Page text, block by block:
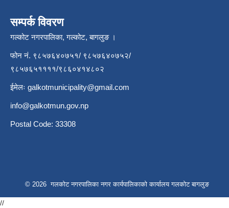
सम्पर्क विवरण
गल्कोट नगरपालिका, गल्कोट, बागलुङ ।
फोन नं. ९८५७६४०७५१/ ९८५७६४०७५२/
९८५७६५११११/९८६०४१४८०२
ईमेलः galkotmunicipality@gmail.com
info@galkotmun.gov.np
Postal Code: 33308
© 2026 गलकोट नगरपालिका नगर कार्यपालिकाको कार्यालय गलकोट बागलुङ
//